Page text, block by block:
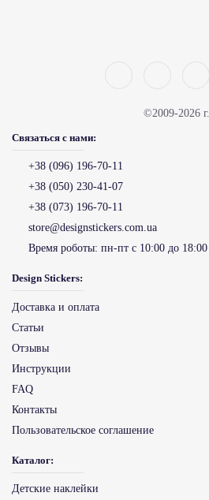
©2009-2026 г.
Связаться с нами:
+38 (096) 196-70-11
+38 (050) 230-41-07
+38 (073) 196-70-11
store@designstickers.com.ua
Время роботы: пн-пт с 10:00 до 18:00
Design Stickers:
Доставка и оплата
Статьи
Отзывы
Инструкции
FAQ
Контакты
Пользовательское соглашение
Каталог:
Детские наклейки